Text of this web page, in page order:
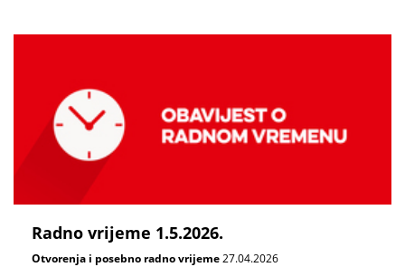
Radno vrijeme 1.5.2026.
Otvorenja i posebno radno vrijeme27.04.2026